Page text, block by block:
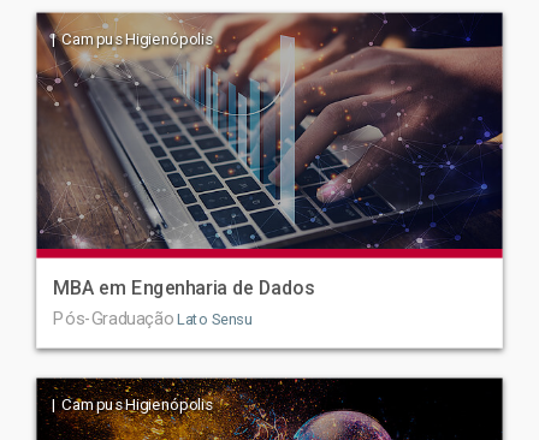
| Campus Higienópolis
MBA em Engenharia de Dados
Pós-Graduação Lato Sensu
| Campus Higienópolis